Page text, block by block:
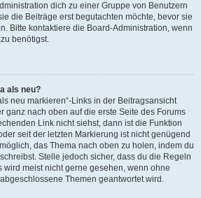
dich zu einer Gruppe von Benutzern
die Beiträge erst begutachten möchte, bevor sie
Bitte kontaktiere die Board-Administration, wenn
benötigst.
als neu?
neu markieren“-Links in der Beitragsansicht
ganz nach oben auf die erste Seite des Forums
Link nicht siehst, dann ist die Funktion
seit der letzten Markierung ist nicht genügend
das Thema nach oben zu holen, indem du
Stelle jedoch sicher, dass du die Regeln
wird meist nicht gerne gesehen, wenn ohne
Themen geantwortet wird.